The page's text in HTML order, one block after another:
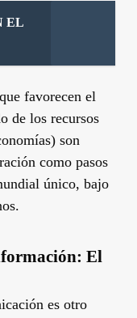
EL
favorecen el
de los recursos
son
como pasos
único, bajo
El
es otro